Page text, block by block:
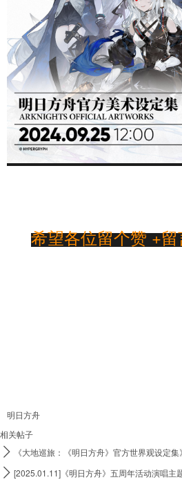
希望各位留个赞 +
明日方舟
相关帖子
 《大地巡旅：《明日方舟》官方世界观设定集》
 [2025.01.11]《明日方舟》五周年活动演唱